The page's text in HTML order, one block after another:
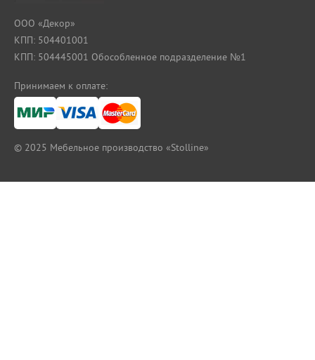
ООО «Декор»
КПП: 504401001
КПП: 504445001 Обособленное подразделение №1
Принимаем к оплате:
© 2025 Мебельное производство «Stolline»